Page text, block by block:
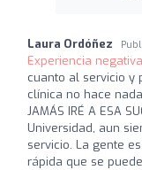
Laura Ordóñez
Experiencia
cuanto al servicio y
clínica no hace
JAMÁS IRÉ A ESA
Universidad, aun
servicio. La gente
rápida que se